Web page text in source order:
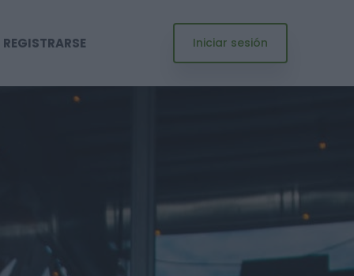
REGISTRARSE Iniciar sesión